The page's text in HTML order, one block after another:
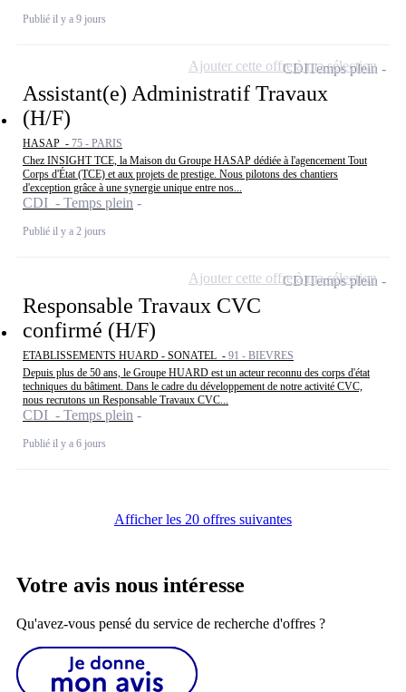
Publié il y a 9 jours
Assistant(e) Administratif Travaux
(H/F)
HASAP - 75 - PARIS
Chez INSIGHT TCE, la Maison du Groupe HASAP dédiée à l'agencement Tout
Corps d'État (TCE) et aux projets de prestige. Nous pilotons des chantiers
d'exception grâce à une synergie unique entre nos...
CDI - Temps plein
Publié il y a 2 jours
CDITemps plein
Ajouter cette offre à ma sélection
Responsable Travaux CVC
confirmé (H/F)
ETABLISSEMENTS HUARD - SONATEL - 91 - BIEVRES
Depuis plus de 50 ans, le Groupe HUARD est un acteur reconnu des corps d'état
techniques du bâtiment. Dans le cadre du développement de notre activité CVC,
nous recrutons un Responsable Travaux CVC...
CDI - Temps plein
Publié il y a 6 jours
CDITemps plein
Ajouter cette offre à ma sélection
Afficher les 20 offres suivantes
Votre avis nous intéresse
Qu'avez-vous pensé du service de recherche d'offres ?